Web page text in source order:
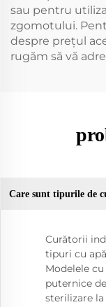
sau pentru
zgomotului.
despre prețul
rugăm să vă
Care sunt tipurile de
Curătorii
tipuri cu
Modelele
puternice
sterilizare